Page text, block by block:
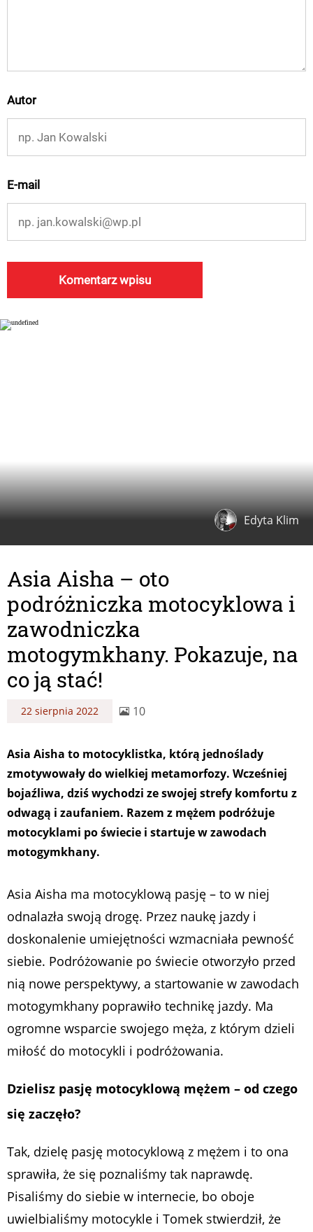
Autor
E-mail
Edyta Klim
Asia Aisha – oto
podróżniczka motocyklowa i
zawodniczka
motogymkhany. Pokazuje, na
co ją stać!
22 sierpnia 2022 10
Asia Aisha to motocyklistka, którą jednoślady
zmotywowały do wielkiej metamorfozy. Wcześniej
bojaźliwa, dziś wychodzi ze swojej strefy komfortu z
odwagą i zaufaniem. Razem z mężem podróżuje
motocyklami po świecie i startuje w zawodach
motogymkhany.
Asia Aisha ma motocyklową pasję – to w niej
odnalazła swoją drogę. Przez naukę jazdy i
doskonalenie umiejętności wzmacniała pewność
siebie. Podróżowanie po świecie otworzyło przed
nią nowe perspektywy, a startowanie w zawodach
motogymkhany poprawiło technikę jazdy. Ma
ogromne wsparcie swojego męża, z którym dzieli
miłość do motocykli i podróżowania.
Dzielisz pasję motocyklową mężem – od czego
się zaczęło?
Tak, dzielę pasję motocyklową z mężem i to ona
sprawiła, że się poznaliśmy tak naprawdę.
Pisaliśmy do siebie w internecie, bo oboje
uwielbialiśmy motocykle i Tomek stwierdził, że